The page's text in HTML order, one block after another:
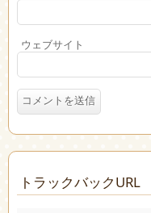
ウェブサイト
トラックバックURL